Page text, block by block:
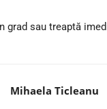
grad sau treaptă
Mihaela Ticleanu